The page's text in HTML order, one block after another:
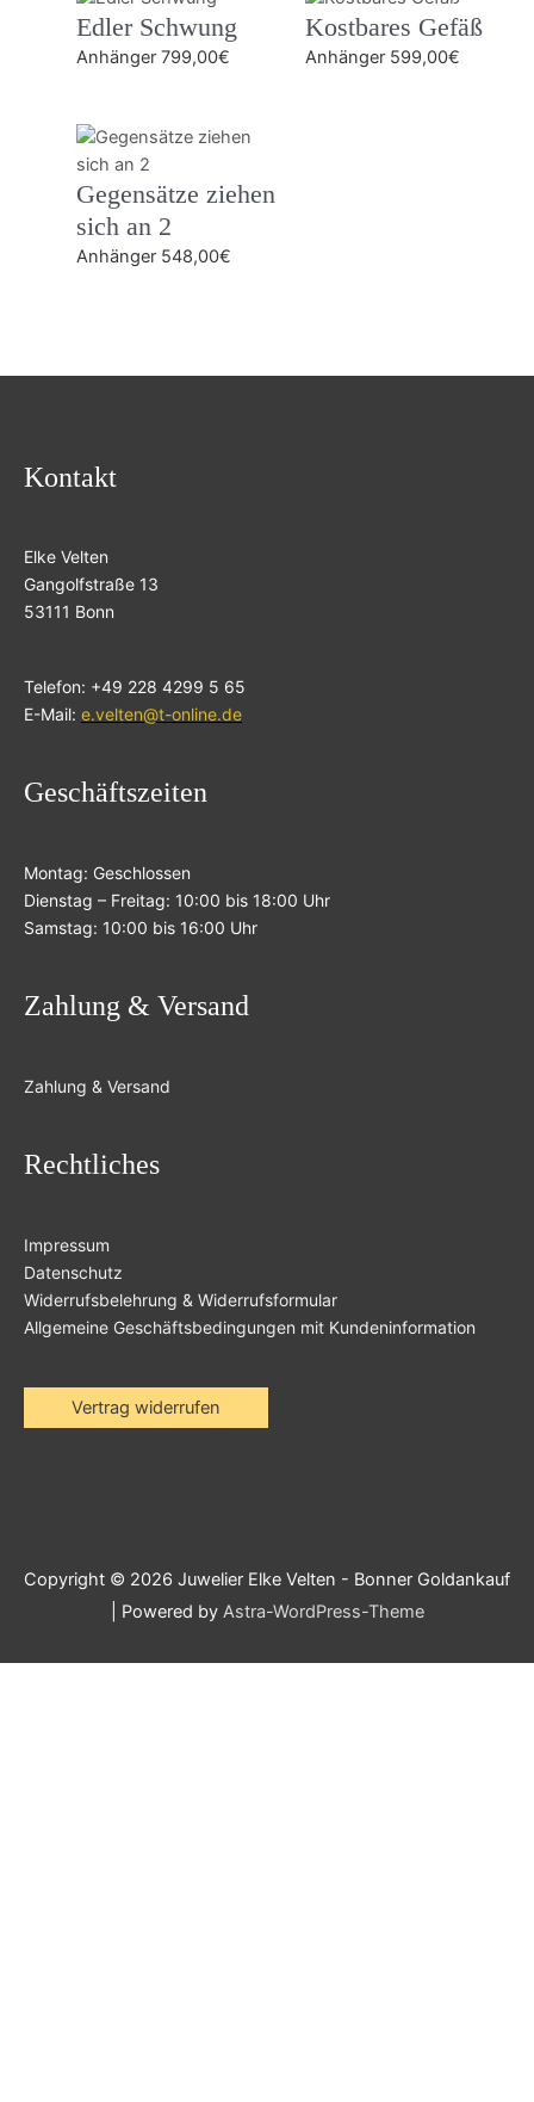
Edler Schwung
Anhänger 799,00€
Kostbares Gefäß
Anhänger 599,00€
Gegensätze ziehen
sich an 2
Anhänger 548,00€
Kontakt
Elke Velten
Gangolfstraße 13
53111 Bonn
Telefon: +49 228 4299 5 65
E-Mail: e.velten@t-online.de
Geschäftszeiten
Montag: Geschlossen
Dienstag – Freitag: 10:00 bis 18:00 Uhr
Samstag: 10:00 bis 16:00 Uhr
Zahlung & Versand
Zahlung & Versand
Rechtliches
Impressum
Datenschutz
Widerrufsbelehrung & Widerrufsformular
Allgemeine Geschäftsbedingungen mit Kundeninformation
Vertrag widerrufen
Copyright © 2026 Juwelier Elke Velten - Bonner Goldankauf
| Powered by Astra-WordPress-Theme